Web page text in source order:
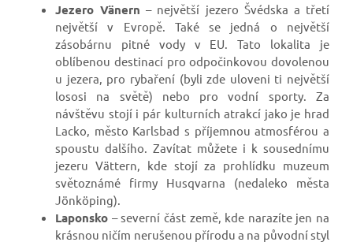
Jezero Vänern – největší jezero Švédska a třetí
největší v Evropě. Také se jedná o největší
zásobárnu pitné vody v EU. Tato lokalita je
oblíbenou destinací pro odpočinkovou dovolenou
u jezera, pro rybaření (byli zde uloveni ti největší
lososi na světě) nebo pro vodní sporty. Za
návštěvu stojí i pár kulturních atrakcí jako je hrad
Lacko, město Karlsbad s příjemnou atmosférou a
spoustu dalšího. Zavítat můžete i k sousednímu
jezeru Vättern, kde stojí za prohlídku muzeum
světoznámé firmy Husqvarna (nedaleko města
Jönköping).
Laponsko – severní část země, kde narazíte jen na
krásnou ničím nerušenou přírodu a na původní styl